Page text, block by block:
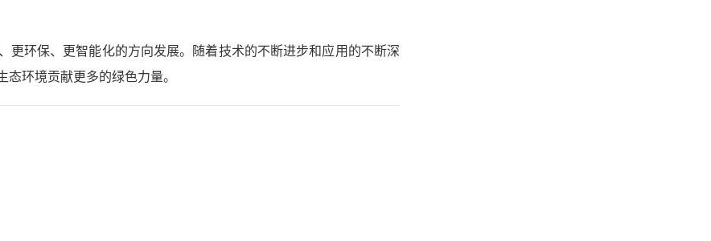
更环保、更智能化的方向发展。随着技术的不断进步和应用的不断深
环境贡献更多的绿色力量。